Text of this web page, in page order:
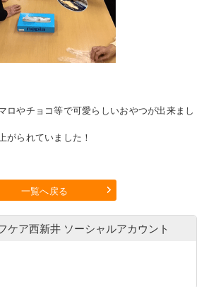
ロやチョコ等で可愛らしいおやつが出来まし
がられていました！
一覧へ戻る
ケア西新井 ソーシャルアカウント